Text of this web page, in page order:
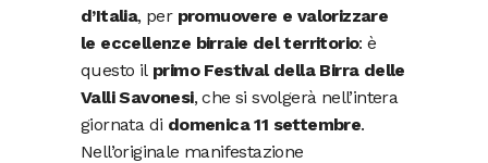
d’Italia, per promuovere e valorizzare
le eccellenze birraie del territorio: è
questo il primo Festival della Birra delle
Valli Savonesi, che si svolgerà nell’intera
giornata di domenica 11 settembre.
Nell’originale manifestazione